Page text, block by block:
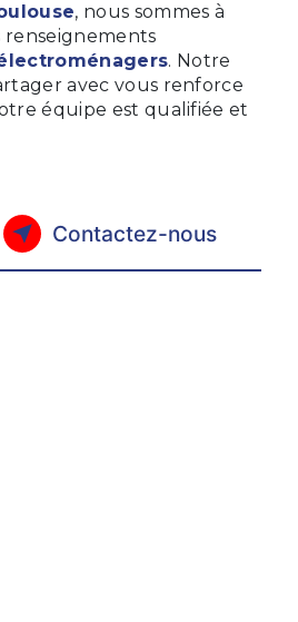
, nous sommes à
. Notre
avec vous renforce
équipe est qualifiée et
Contactez-nous